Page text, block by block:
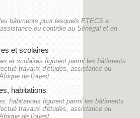
bâtiments pour lesquels ETECS a
ou contrôle au Sénégal et en
et scolaires
et scolaires figurent parmi les bâtiments
travaux d'études, assistance ou
de l'ouest.
habitations
habitations figurent parmi les bâtiments
travaux d'études, assistance ou
de l'ouest.